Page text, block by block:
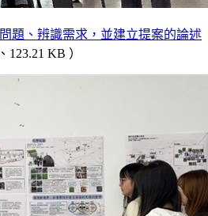
題、辨識需求，並建立提案的論述
123.21 KB ）